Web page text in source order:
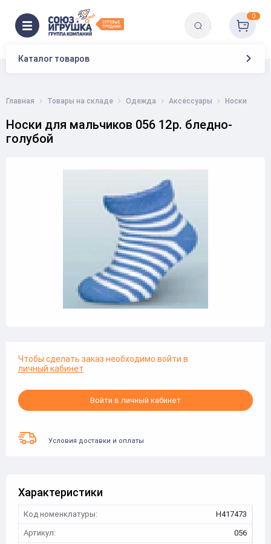
Каталог товаров
0
Главная Товары на складе Одежда Аксессуары Носки
Носки для мальчиков 056 12р. бледно-
голубой
Чтобы сделать заказ необходимо войти в
личный кабинет
Войти в личный кабинет
Условия доставки и оплаты
Характеристики
Код номенклатуры:
Н417473
Артикул:
056